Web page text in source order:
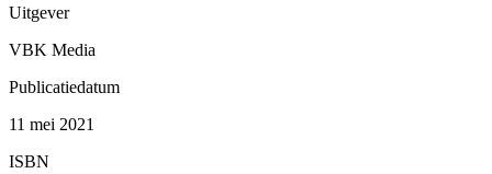
Uitgever
VBK Media
Publicatiedatum
11 mei 2021
ISBN